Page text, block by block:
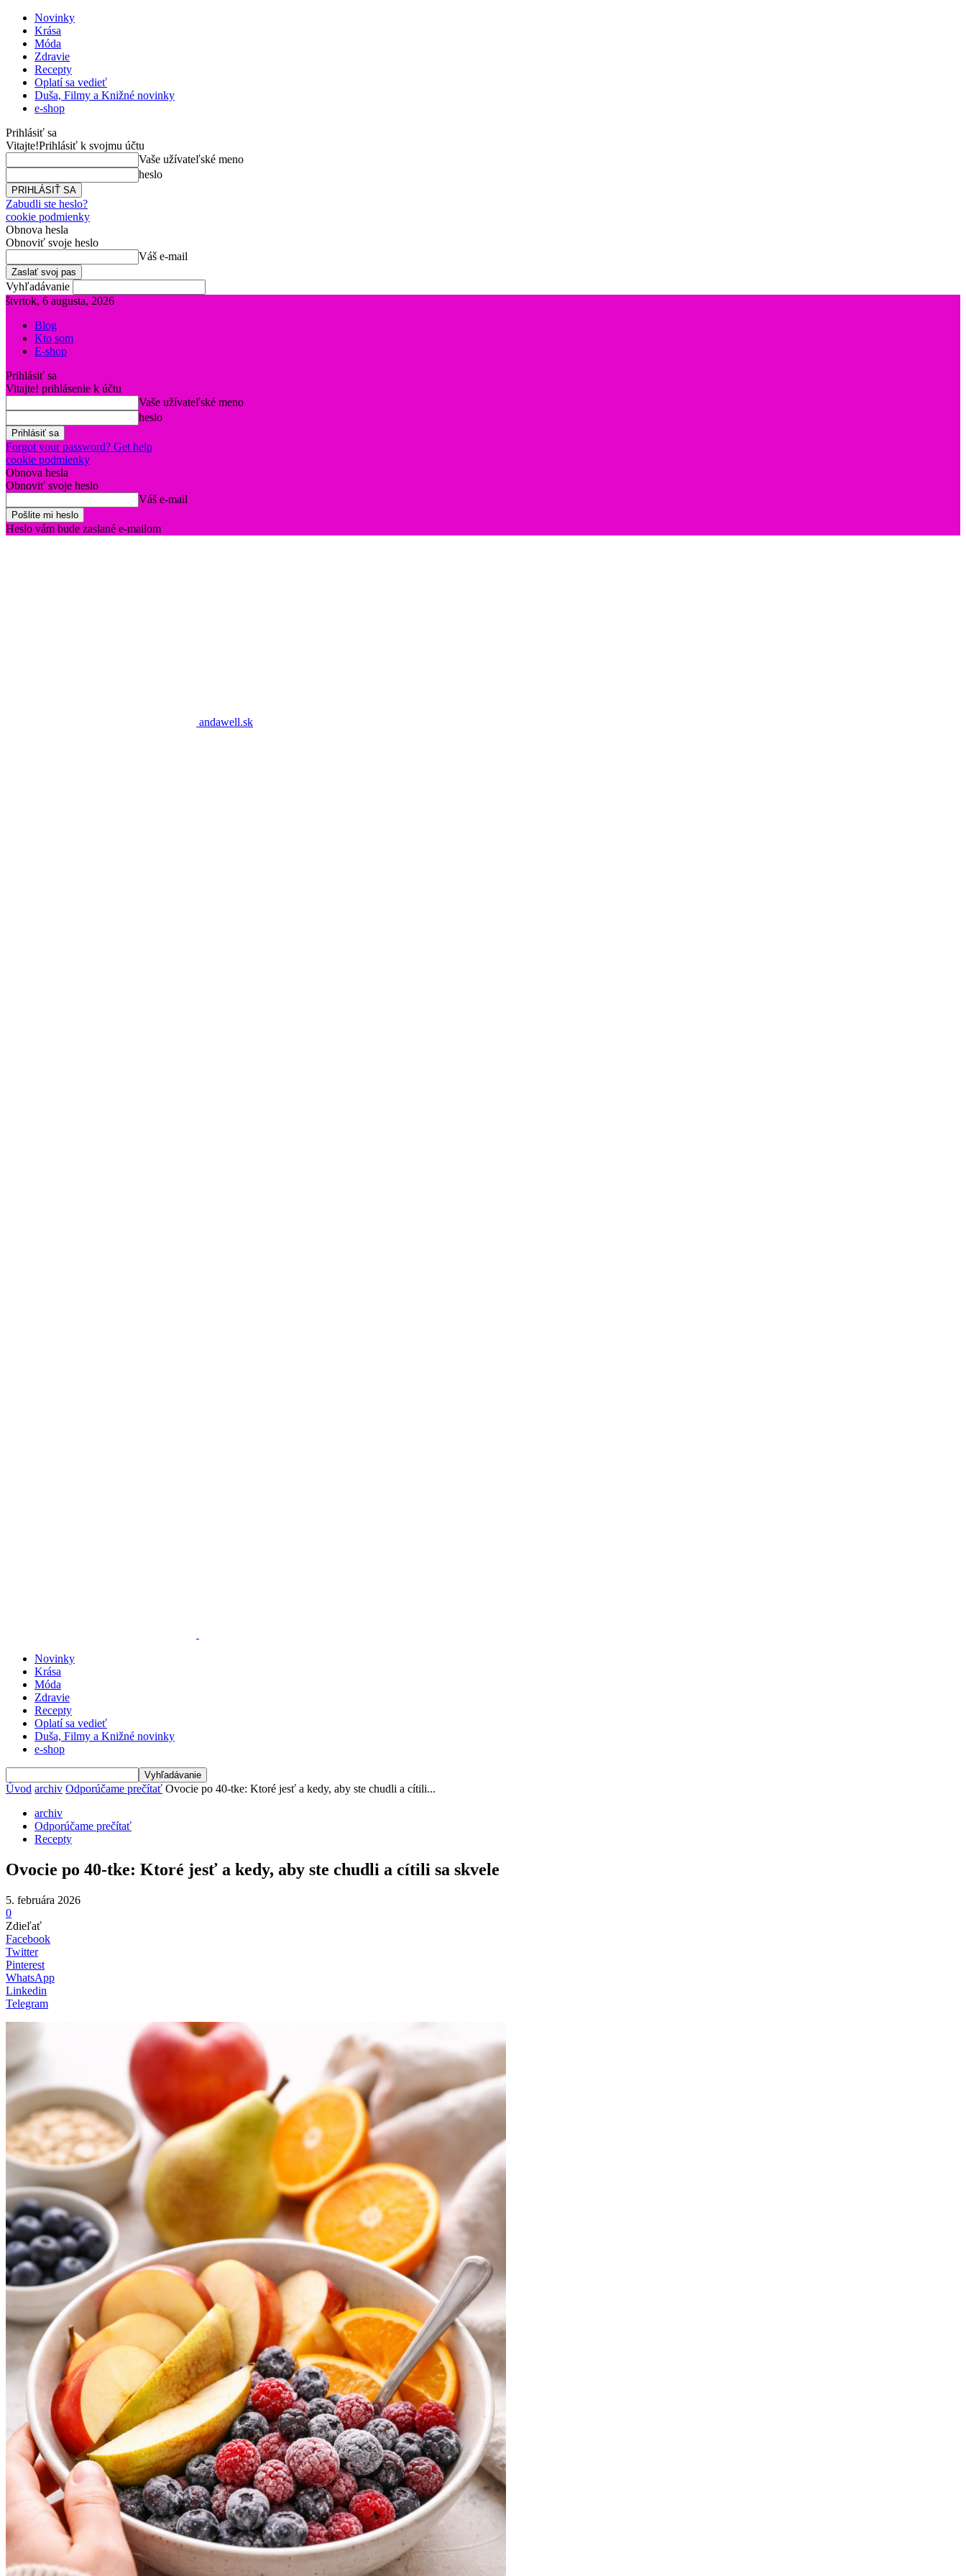
Novinky
Krása
Móda
Zdravie
Recepty
Oplatí sa vedieť
Duša, Filmy a Knižné novinky
e-shop
Prihlásiť sa
Vitajte!Prihlásiť k svojmu účtu
Vaše užívateľské meno
heslo
Zabudli ste heslo?
cookie podmienky
Obnova hesla
Obnoviť svoje heslo
Váš e-mail
Vyhľadávanie
štvrtok, 6 augusta, 2026
Blog
Kto som
E-shop
Prihlásiť sa
Vitajte! prihlásenie k účtu
Vaše užívateľské meno
heslo
Forgot your password? Get help
cookie podmienky
Obnova hesla
Obnoviť svoje heslo
Váš e-mail
Heslo vám bude zaslané e-mailom
andawell.sk
Novinky
Krása
Móda
Zdravie
Recepty
Oplatí sa vedieť
Duša, Filmy a Knižné novinky
e-shop
Úvod archiv Odporúčame prečítať Ovocie po 40-tke: Ktoré jesť a kedy, aby ste chudli a cítili...
archiv
Odporúčame prečítať
Recepty
Ovocie po 40-tke: Ktoré jesť a kedy, aby ste chudli a cítili sa skvele
5. februára 2026
0
Zdieľať
Facebook
Twitter
Pinterest
WhatsApp
Linkedin
Telegram